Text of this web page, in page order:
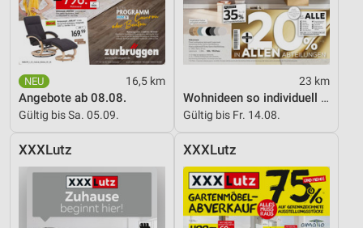
16,5 km
Angebote ab 08.08.
Gültig bis Sa. 05.09.
23 km
Wohnideen so individuell wie du!
Gültig bis Fr. 14.08.
XXXLutz XXXLutz